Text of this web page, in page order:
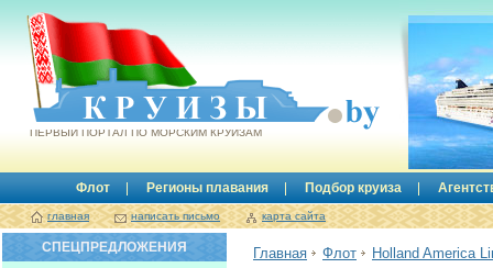
Круизы.by
ПЕРВЫЙ ПОРТАЛ ПО МОРСКИМ КРУИЗАМ
Флот Регионы плавания Подбор круиза
главная написать письмо карта сайта
Главная Флот Holland America
СПЕЦПРЕДЛОЖЕНИЯ